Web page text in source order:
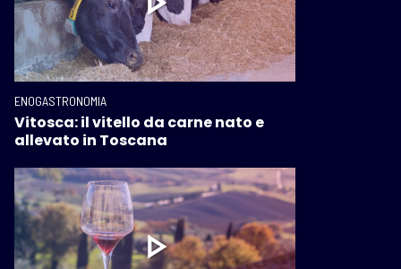
ENOGASTRONOMIA
Vitosca: il vitello da carne nato e
allevato in Toscana